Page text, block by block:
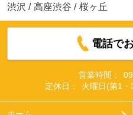
渋沢 / 高座渋谷 / 桜ヶ丘
電話で
営業時間：
定休日：
火曜日(第1